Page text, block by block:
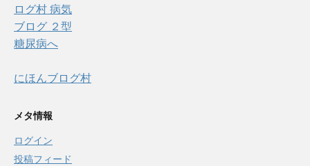
にほんブログ村
メタ情報
ログイン
投稿フィード